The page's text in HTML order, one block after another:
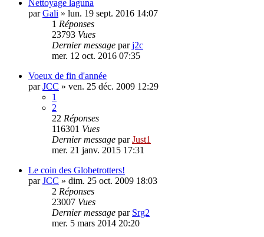
Nettoyage laguna
parGali » lun. 19 sept. 2016 14:07
1 Réponses
23793 Vues
Dernier message parj2c
mer. 12 oct. 2016 07:35
Voeux de fin d'année
parJCC » ven. 25 déc. 2009 12:29
1
2
22 Réponses
116301 Vues
Dernier message parJust1
mer. 21 janv. 2015 17:31
Le coin des Globetrotters!
parJCC » dim. 25 oct. 2009 18:03
2 Réponses
23007 Vues
Dernier message par Srg2
mer. 5 mars 2014 20:20